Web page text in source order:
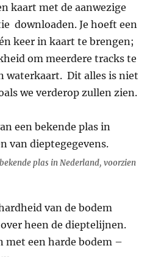
kaart met de aanwezige
downloaden. Je hoeft een
keer in kaart te brengen;
om meerdere tracks te
waterkaart. Dit alles is niet
we verderop zullen zien.
plas in Nederland, voorzien